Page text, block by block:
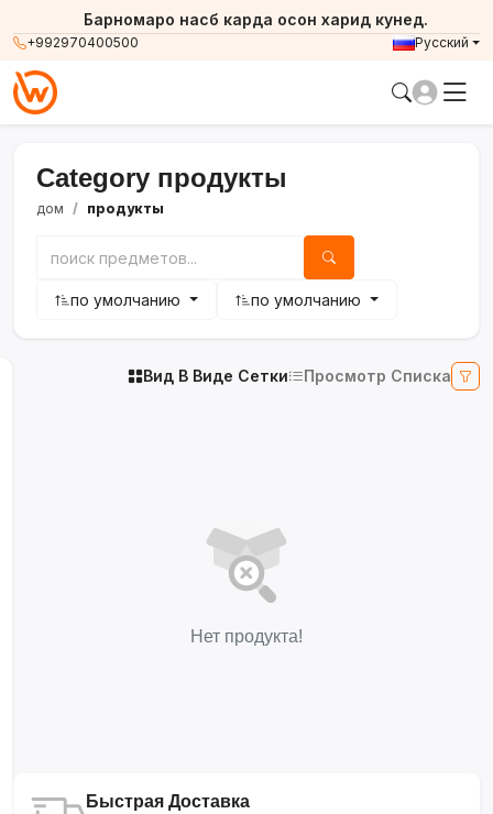
+992970400500
Барномаро насб карда осон харид кунед.
Русский
Category продукты
дом продукты
по умолчанию по умолчанию
Вид В Виде Сетки Просмотр Списка
Нет продукта!
Быстрая Доставка